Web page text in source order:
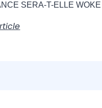
SERA-T-ELLE